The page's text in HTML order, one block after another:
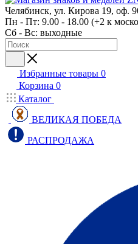
Челябинск, ул. Кирова 19, оф.
Пн - Пт: 9.00 - 18.00 (+2 к
Сб - Вс: выходные
Избранные товары 0
Корзина 0
Каталог
ВЕЛИКАЯ ПОБЕДА
РАСПРОДАЖА